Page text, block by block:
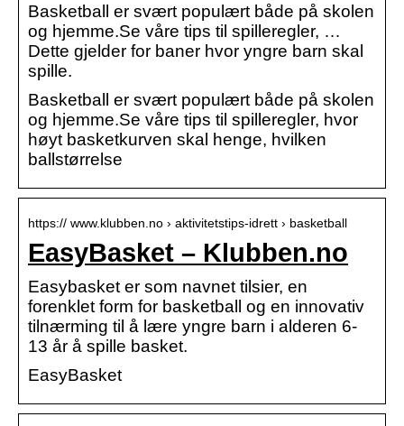
Basketball er svært populært både på skolen
og hjemme.Se våre tips til spilleregler, …
Dette gjelder for baner hvor yngre barn skal
spille.
Basketball er svært populært både på skolen
og hjemme.Se våre tips til spilleregler, hvor
høyt basketkurven skal henge, hvilken
ballstørrelse
https:// www.klubben.no › aktivitetstips-idrett › basketball
EasyBasket – Klubben.no
Easybasket er som navnet tilsier, en
forenklet form for basketball og en innovativ
tilnærming til å lære yngre barn i alderen 6-
13 år å spille basket.
EasyBasket